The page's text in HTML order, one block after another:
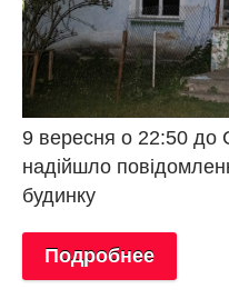
9 вересня о 22:50 до
надійшло
будинку
Подробнее